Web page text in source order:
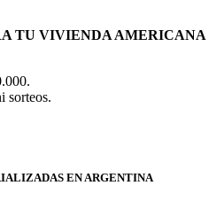
TU VIVIENDA AMERICANA
sorteos.
EN ARGENTINA